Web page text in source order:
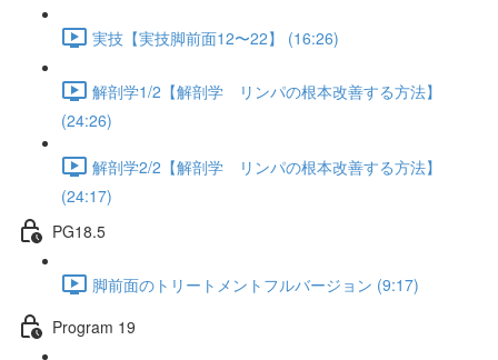
実技【実技脚前面12〜22】 (16:26)
解剖学1/2【解剖学 リンパの根本改善する方法】
(24:26)
解剖学2/2【解剖学 リンパの根本改善する方法】
(24:17)
PG18.5
脚前面のトリートメントフルバージョン (9:17)
Program 19